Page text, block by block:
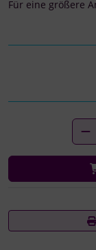
Für eine größere